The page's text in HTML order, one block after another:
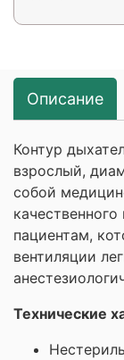
Описание
Контур
взрослый,
собой
пациентам,
вентиляции
Технические